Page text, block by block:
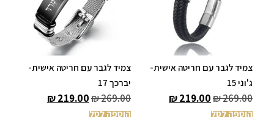
צמיד לגבר עם חריטה אישית-
ג'וני 15
₪269.00
₪219.00
הוספה לסל
צמיד לגבר עם חריטה אישית-
יברכך 17
₪269.00
₪219.00
הוספה לסל